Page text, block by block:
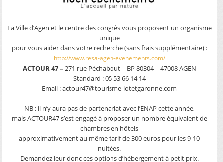
La Ville d’Agen et le centre des congrès vous proposent un organisme
unique
pour vous aider dans votre recherche (sans frais supplémentaire) :
http://www.resa-agen-evenements.com/
ACTOUR 47 – 271 rue Péchabout – BP 80304 – 47008 AGEN
Standard : 05 53 66 14 14
Email : actour47@tourisme-lotetgaronne.com
NB : il n’y aura pas de partenariat avec l’ENAP cette année,
mais ACTOUR47 s’est engagé à proposer un nombre équivalent de
chambres en hôtels
approximativement au même tarif de 300 euros pour les 9-10
nuitées.
Demandez leur donc ces options d’hébergement à petit prix.